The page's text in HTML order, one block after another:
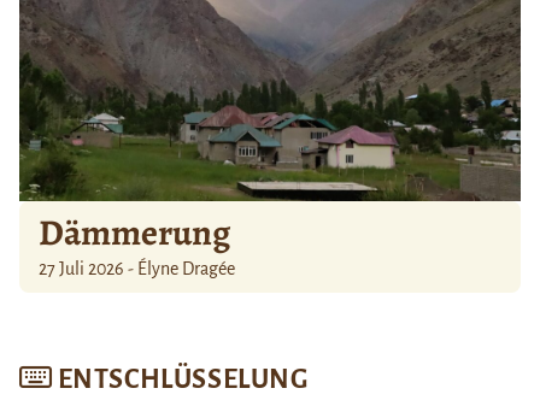
Dämmerung
27 Juli 2026 - Élyne Dragée
ENTSCHLÜSSELUNG